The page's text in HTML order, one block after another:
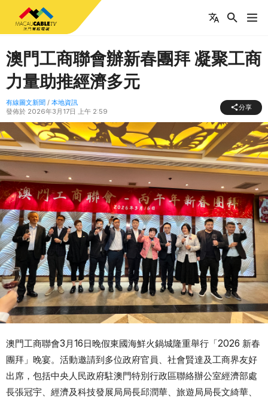
澳門工商聯會辦新春團拜 凝聚工商
力量助推經濟多元
有線圖文新聞 / 本地資訊
發佈於 2026年3月17日 上午 2:59
分享
澳門工商聯會3月16日晚假東國海鮮火鍋城隆重舉行「2026 新春
團拜」晚宴。活動邀請到多位政府官員、社會賢達及工商界友好
出席，包括中央人民政府駐澳門特別行政區聯絡辦公室經濟部處
長張冠宇、經濟及科技發展局局長邱潤華、旅遊局局長文綺華、